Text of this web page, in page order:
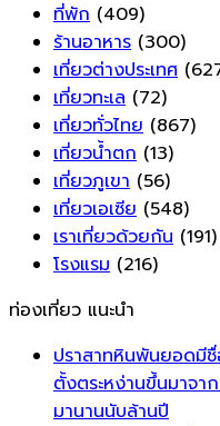
ที่พัก (409)
ร้านอาหาร (300)
เที่ยวต่างประเทศ
เที่ยวทะเล (72)
เที่ยวทั่วไทย (867)
เที่ยวน้ำตก (13)
เที่ยวภูเขา (56)
เที่ยวเอเซีย (548)
เราเที่ยวด้วยกัน (191)
โรงแรม (216)
ท่องเที่ยว แนะนำ
ปราสาทหินพันยอดมี
ตั้งตระหง่านขึ้นมาจา
มานานนับล้านปี